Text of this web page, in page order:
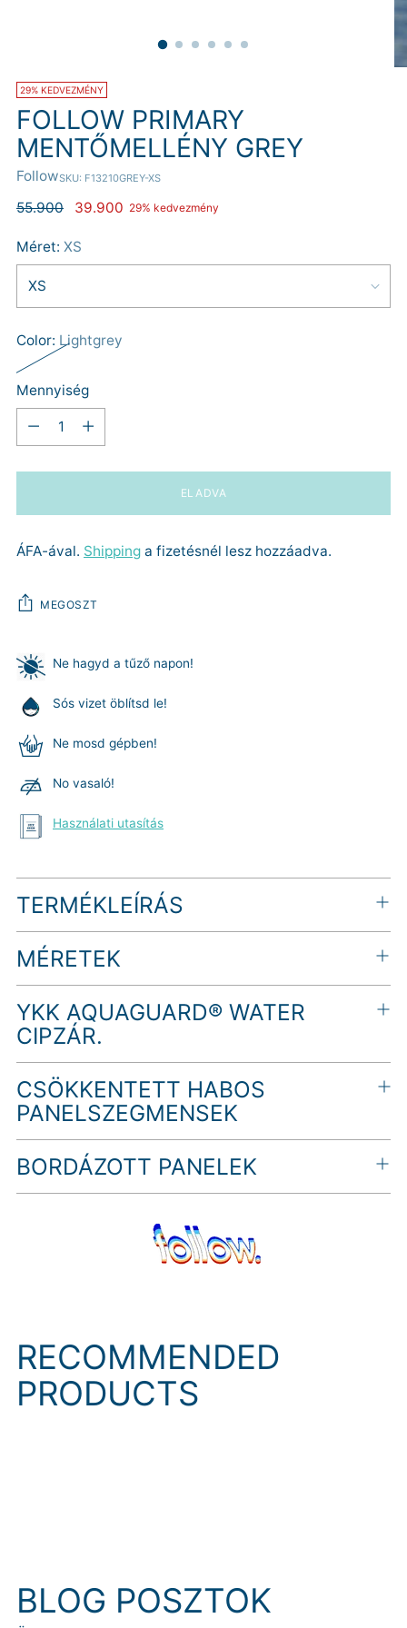
29% KEDVEZMÉNY
FOLLOW PRIMARY
MENTŐMELLÉNY GREY
FollowSKU: F13210GREY-XS
Normál
55.900 39.900 29% kedvezmény
Méret: XS
Color: Lightgrey
Mennyiség
Mennyiség
ELADVA
ÁFA-ával. Shipping a fizetésnél lesz hozzáadva.
MEGOSZT
Ne hagyd a tűző napon!
Sós vizet öblítsd le!
Ne mosd gépben!
No vasaló!
Használati utasítás
Termék
hozzáadása
kosárhoz
TERMÉKLEÍRÁS
MÉRETEK
YKK AQUAGUARD® WATER
CIPZÁR.
CSÖKKENTETT HABOS
PANELSZEGMENSEK
BORDÁZOTT PANELEK
RECOMMENDED
PRODUCTS
BLOG POSZTOK